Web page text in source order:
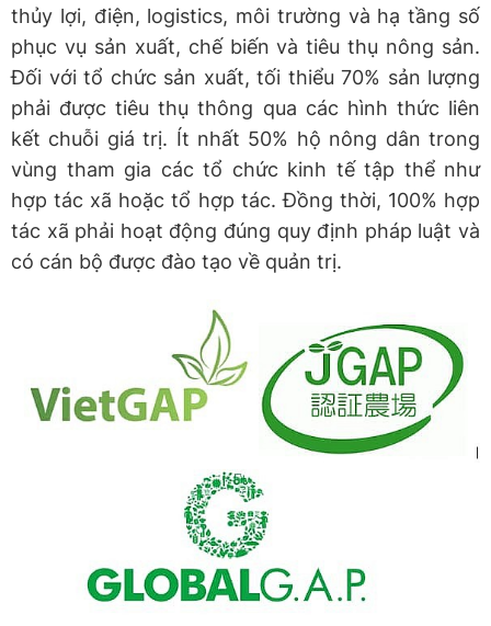
thủy lợi, điện, logistics, môi trường và hạ tầng số
phục vụ sản xuất, chế biến và tiêu thụ nông sản.
Đối với tổ chức sản xuất, tối thiểu 70% sản lượng
phải được tiêu thụ thông qua các hình thức liên
kết chuỗi giá trị. Ít nhất 50% hộ nông dân trong
vùng tham gia các tổ chức kinh tế tập thể như
hợp tác xã hoặc tổ hợp tác. Đồng thời, 100% hợp
tác xã phải hoạt động đúng quy định pháp luật và
có cán bộ được đào tạo về quản trị.